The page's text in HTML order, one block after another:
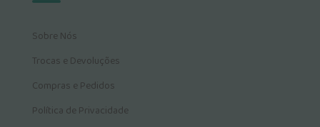
Sobre Nós
Trocas e Devoluções
Compras e Pedidos
Política de Privacidade